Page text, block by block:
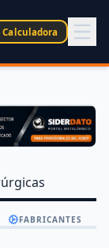
Calculadora
FABRICANTES